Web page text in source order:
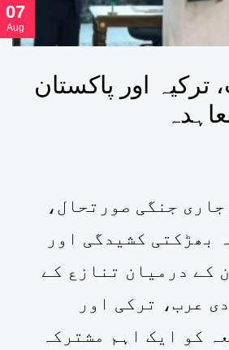
07
Aug
اور پاکستان
جنگی صورتحال،
بھڑکتی کشیدگی اور
کے درمیان تنازع کے
عرب، ترکی اور
کو ایک اہم مشترکہ